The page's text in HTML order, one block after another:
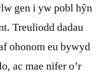
gen i yw pobl hŷn
Treuliodd dadau
ohonom eu bywyd
ac mae nifer o’r